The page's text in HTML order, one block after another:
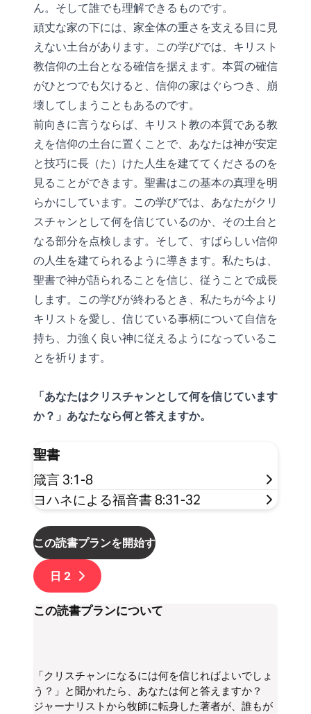
ん。そして誰でも理解できるものです。
頑丈な家の下には、家全体の重さを支える目に見
えない土台があります。この学びでは、キリスト
教信仰の土台となる確信を据えます。本質の確信
がひとつでも欠けると、信仰の家はぐらつき、崩
壊してしまうこともあるのです。
前向きに言うならば、キリスト教の本質である教
えを信仰の土台に置くことで、あなたは神が安定
と技巧に長（た）けた人生を建ててくださるのを
見ることができます。聖書はこの基本の真理を明
らかにしています。この学びでは、あなたがクリ
スチャンとして何を信じているのか、その土台と
なる部分を点検します。そして、すばらしい信仰
の人生を建てられるように導きます。私たちは、
聖書で神が語られることを信じ、従うことで成長
します。この学びが終わるとき、私たちが今より
キリストを愛し、信じている事柄について自信を
持ち、力強く良い神に従えるようになっているこ
とを祈ります。
「あなたはクリスチャンとして何を信じています
か？」あなたなら何と答えますか。
聖書
箴言 3:1-8
ヨハネによる福音書 8:31-32
この読書プランを開始する
日 2
この読書プランについて
「クリスチャンになるには何を信じればよいでしょ
う？」と聞かれたら、あなたは何と答えますか？
ジャーナリストから牧師に転身した著者が、誰もが